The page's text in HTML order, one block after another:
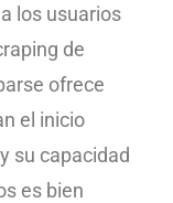
los usuarios
de
ofrece
el inicio
su capacidad
es bien